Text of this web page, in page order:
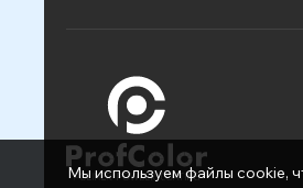
Мы используем файлы cookie,